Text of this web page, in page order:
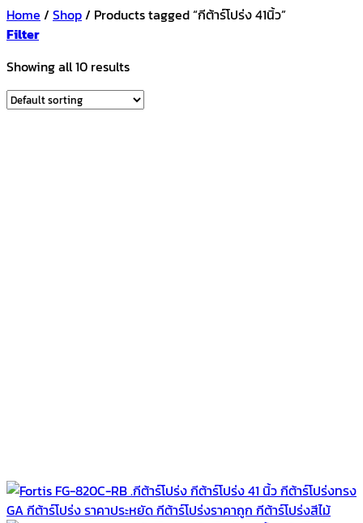
Home / Shop/ Products tagged “กีต้าร์โปร่ง 41นิ้ว”
Filter
Showing all 10 results